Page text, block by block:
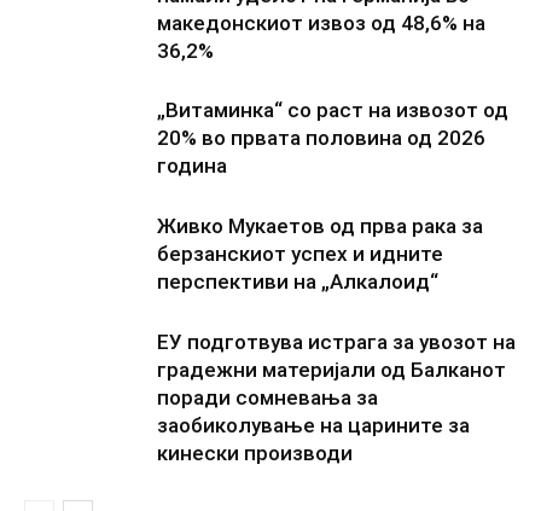
македонскиот извоз од 48,6% на
36,2%
„Витаминка“ со раст на извозот од
20% во првата половина од 2026
година
Живко Мукаетов од прва рака за
берзанскиот успех и идните
перспективи на „Алкалоид“
ЕУ подготвува истрага за увозот на
градежни материјали од Балканот
поради сомневања за
заобиколување на царините за
кинески производи